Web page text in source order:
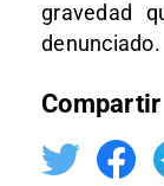
gravedad
denunciado.
Compartir